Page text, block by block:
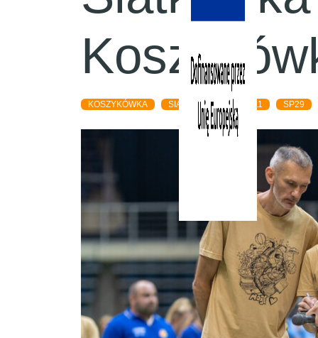
KOSZYKÓWKA SIATKÓWKA SP111 SP29